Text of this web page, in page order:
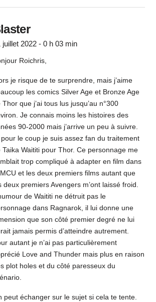
juillet 2022 - 0 h 03 min
Roichris,
je risque de te surprendre, mais j’aime
les comics Silver Age et Bronze Age
Thor que j’ai tous lus jusqu’au n°300
Je connais moins les histoires des
90-2000 mais j’arrive un peu à suivre.
pour le coup je suis assez fan du traitement
Taika Waititi pour Thor. Ce personnage me
trop compliqué à adapter en film dans
et les deux premiers films autant que
deux premiers Avengers m’ont laissé froid.
de Waititi ne détruit pas le
dans Ragnarok, il lui donne une
que son côté premier degré ne lui
jamais permis d’atteindre autrement.
autant je n’ai pas particulièrement
Love and Thunder mais plus en raison
plot holes et du côté paresseux du
peut échanger sur le sujet si cela te tente.